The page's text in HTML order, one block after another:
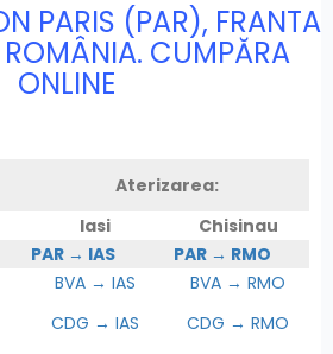
PARIS (PAR), FRANTA
CUMPĂRA
ONLINE
Aterizarea:
Iasi
Chisinau
PAR → IAS
PAR → RMO
BVA → IAS
BVA → RMO
CDG → IAS CDG → RMO